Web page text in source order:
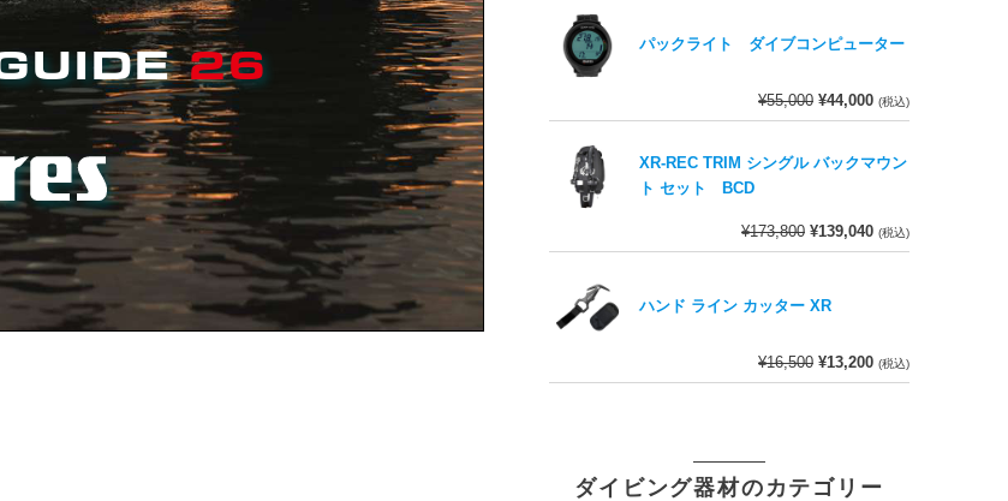
パックライト ダイブコンピューター
¥55,000 ¥44,000 (税込)
XR-REC TRIM シングル バックマウン
ト セット BCD
¥173,800 ¥139,040 (税込)
ハンド ライン カッター XR
¥16,500 ¥13,200 (税込)
ダイビング器材のカテゴリー